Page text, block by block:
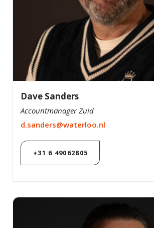
Dave Sanders
Accountmanager Zuid
d.sanders@waterloo.nl
+31 6 49062805